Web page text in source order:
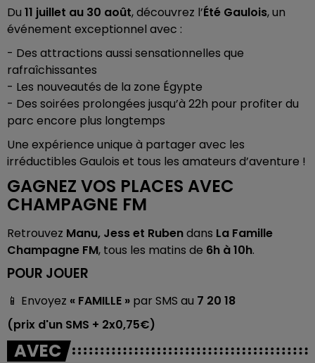
Du 11 juillet au 30 août, découvrez l’Été Gaulois, un
événement exceptionnel avec :
- Des attractions aussi sensationnelles que
rafraîchissantes
- Les nouveautés de la zone Égypte
- Des soirées prolongées jusqu’à 22h pour profiter du
parc encore plus longtemps
Une expérience unique à partager avec les
irréductibles Gaulois et tous les amateurs d’aventure !
GAGNEZ VOS PLACES AVEC
CHAMPAGNE FM
Retrouvez Manu, Jess et Rubendans La Famille
Champagne FM, tous les matins de 6h à 10h.
POUR JOUER
📱 Envoyez « FAMILLE » par SMS au 7 20 18
(prix d'un SMS + 2x0,75€)
AVEC